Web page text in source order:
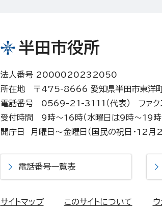
半田市役所
法人番号 2000020232050
所在地 〒475-8666 愛知県半田市東洋
電話番号 0569-21-3111（代表） ファ
受付時間 9時～16時（水曜日は9時～19時
開庁日 月曜日～金曜日（国民の祝日・12月
電話番号一覧表
サイトマップ このサイトについて